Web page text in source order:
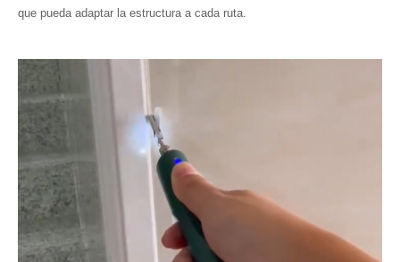
que pueda adaptar la estructura a cada ruta.